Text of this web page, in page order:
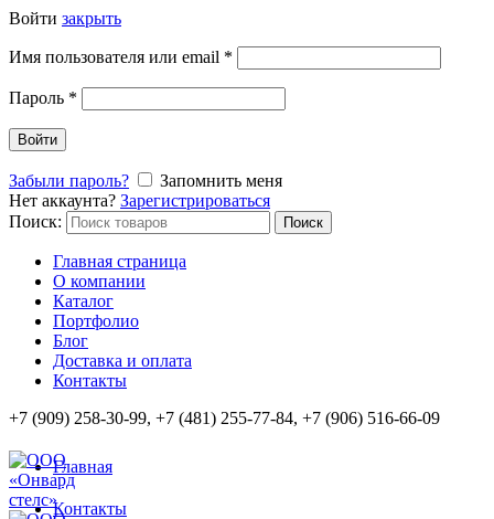
Войти закрыть
Имя пользователя или email *
Пароль *
Войти
Забыли пароль?
Запомнить меня
Нет аккаунта? Зарегистрироваться
Поиск:
Поиск
Главная страница
О компании
Каталог
Портфолио
Блог
Доставка и оплата
Контакты
+7 (909) 258-30-99, +7 (481) 255-77-84, +7 (906) 516-66-09
Главная
Контакты